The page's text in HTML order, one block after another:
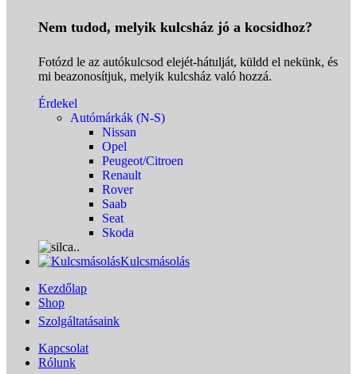
Nem tudod, melyik kulcsház jó a kocsidhoz?
Fotózd le az autókulcsod elejét-hátulját, küldd el nekünk, és
mi beazonosítjuk, melyik kulcsház való hozzá.
Érdekel
Autómárkák (N-S)
Nissan
Opel
Peugeot/Citroen
Renault
Rover
Saab
Seat
Skoda
Kulcsmásolás
Kezdőlap
Shop
Szolgáltatásaink
Kapcsolat
Rólunk